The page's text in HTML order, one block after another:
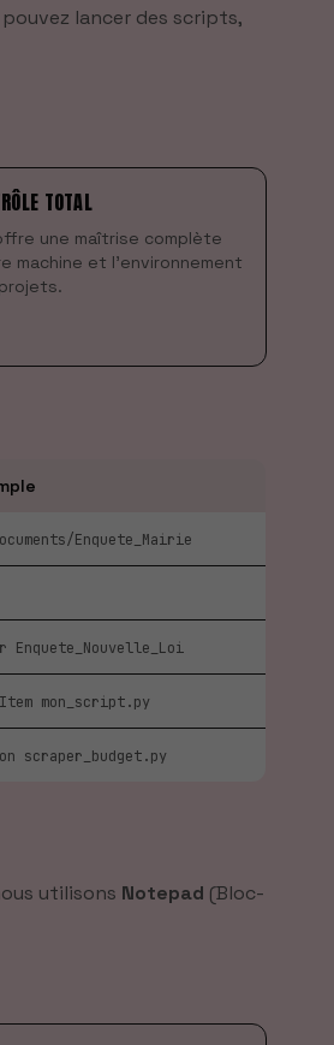
lancer des scripts,
TOTAL
une maîtrise complète
machine et l'environnement
Enquete_Mairie
Enquete_Nouvelle_Loi
Item mon_script.py
scraper_budget.py
utilisons Notepad (Bloc-